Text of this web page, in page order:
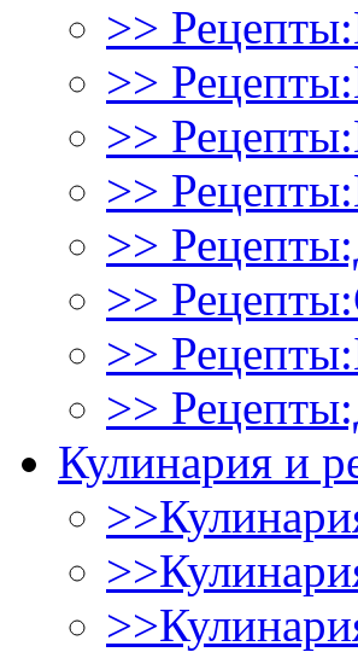
>>
>>
>>
>>
>>
>>
>>
>>
Кулинария и